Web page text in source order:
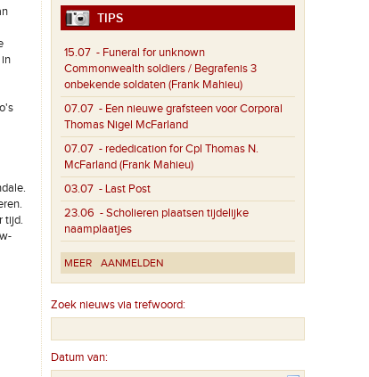
tijd.
TIPS
15.07 - Funeral for unknown
Commonwealth soldiers / Begrafenis 3
onbekende soldaten (Frank Mahieu)
07.07 - Een nieuwe grafsteen voor Corporal
Thomas Nigel McFarland
07.07 - rededication for Cpl Thomas N.
McFarland (Frank Mahieu)
03.07 - Last Post
23.06 - Scholieren plaatsen tijdelijke
naamplaatjes
MEER AANMELDEN
Zoek nieuws via trefwoord:
Datum van: